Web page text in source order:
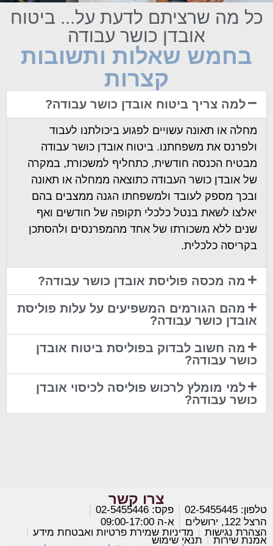
כל מה שרציתם לדעת על... ביטוח
אובדן כושר עבודה
בחמש שאלות ותשובות
קצרות
למה צריך ביטוח אובדן כושר עבודה?
מחלה או תאונה עשויים לפגוע ביכולתנו לעבוד
ולפרנס את משפחתנו. ביטוח אובדן כושר עבודה
מבטיח הכנסה חודשית, כתחליף למשכורת, במקרה
של אובדן כושר העבודה כתוצאה ממחלה או תאונה
ובכך מספק לעובד ולמשפחתו הגנה ממצבים בהם
יאלצו לשאת בנטל כלכלי תקופה של חודשים ואף
שנים ללא משכורתו של אחד מהמפרנסים ולהסתכן
בקריסה כלכלית.
מה מכסה פוליסת אובדן כושר עבודה?
מהם הגורמים המשפיעים על עלות פוליסת
אובדן כושר עבודה?
מה חשוב לבדוק בפוליסת ביטוח אובדן
כושר עבודה?
למי מומלץ לרכוש פוליסה לכיסוי אובדן
כושר עבודה?
צרו קשר
טלפון: 02-5455445
פקס: 02-5455446
הרצל 122, ירושלים
א-ה 09:00-17:00
הצהרת נגישות
מדיניות שמירת פרטיות ואבטחת מידע
אמנת שירות תנאי שימוש